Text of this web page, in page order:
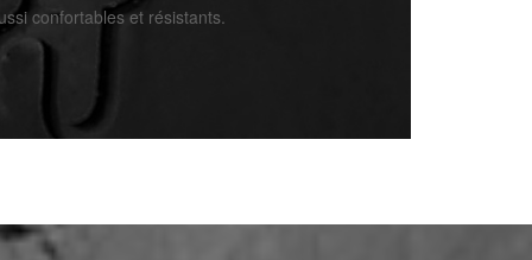
confortables et résistants.